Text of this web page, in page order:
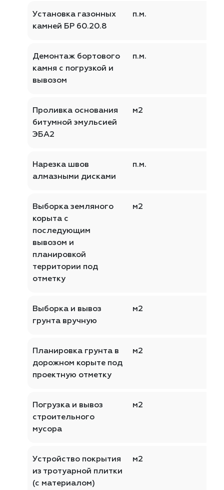
Установка газонных
камней БР 60.20.8
п.м.
Демонтаж бортового
камня с погрузкой и
вывозом
п.м.
Проливка основания
битумной эмульсией
ЭБА2
м2
Нарезка швов
алмазными дисками
п.м.
Выборка земляного
корыта с
последующим
вывозом и
планировкой
территории под
отметку
м2
Выборка и вывоз
грунта вручную
м2
Планировка грунта в
дорожном корыте под
проектную отметку
м2
Погрузка и вывоз
строительного
мусора
м2
Устройство покрытия
из тротуарной плитки
(с материалом)
м2